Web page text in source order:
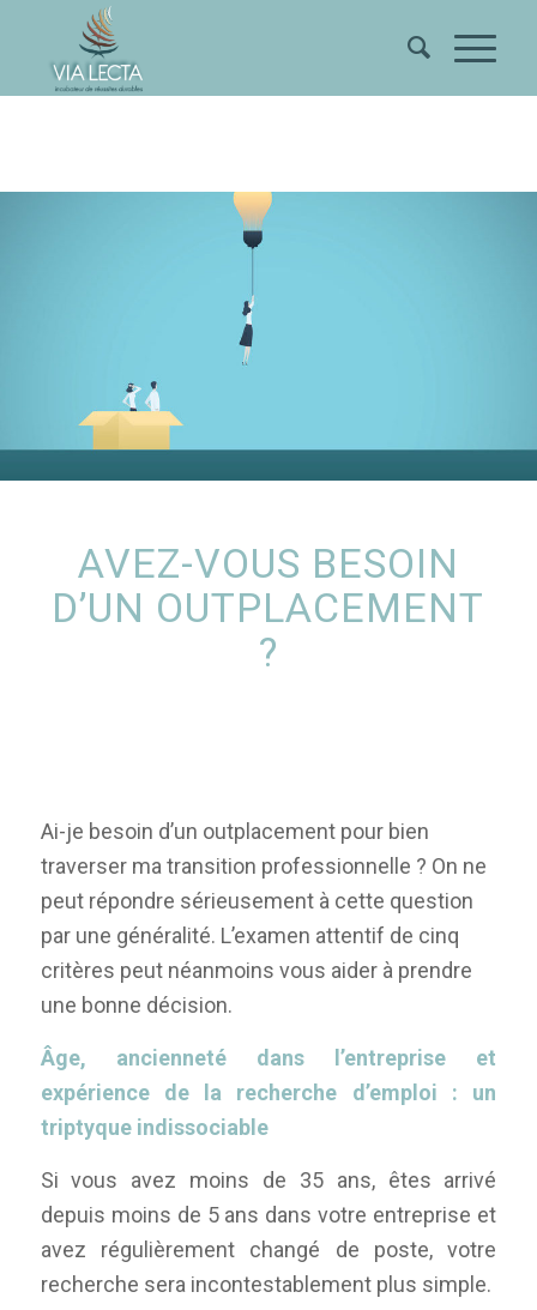
AVEZ-VOUS BESOIN
D’UN OUTPLACEMENT
?
Ai-je besoin d’un outplacement pour bien
traverser ma transition professionnelle ? On ne
peut répondre sérieusement à cette question
par une généralité. L’examen attentif de cinq
critères peut néanmoins vous aider à prendre
une bonne décision.
Âge, ancienneté dans l’entreprise et
expérience de la recherche d’emploi : un
triptyque indissociable
Si vous avez moins de 35 ans, êtes arrivé
depuis moins de 5 ans dans votre entreprise et
avez régulièrement changé de poste, votre
recherche sera incontestablement plus simple.